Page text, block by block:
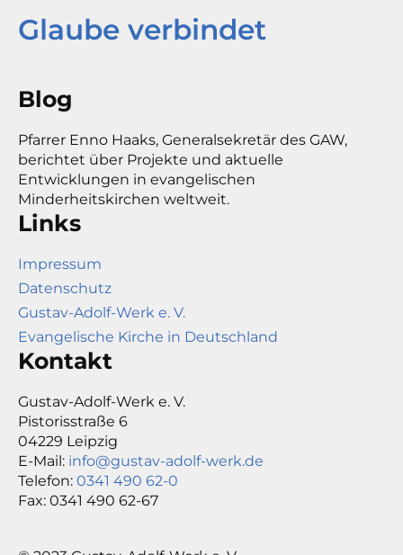
Glaube verbindet
Blog
Pfarrer Enno Haaks, Generalsekretär des GAW,
berichtet über Projekte und aktuelle
Entwicklungen in evangelischen
Minderheitskirchen weltweit.
Links
Impressum
Datenschutz
Gustav-Adolf-Werk e. V.
Evangelische Kirche in Deutschland
Kontakt
Gustav-Adolf-Werk e. V.
Pistorisstraße 6
04229 Leipzig
E-Mail: info@gustav-adolf-werk.de
Telefon: 0341 490 62-0
Fax: 0341 490 62-67